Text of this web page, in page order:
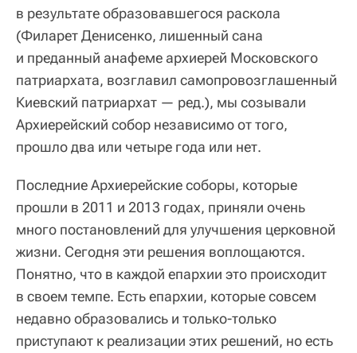
в результате образовавшегося раскола
(Филарет Денисенко, лишенный сана
и преданный анафеме архиерей Московского
патриархата, возглавил самопровозглашенный
Киевский патриархат — ред.), мы созывали
Архиерейский собор независимо от того,
прошло два или четыре года или нет.
Последние Архиерейские соборы, которые
прошли в 2011 и 2013 годах, приняли очень
много постановлений для улучшения церковной
жизни. Сегодня эти решения воплощаются.
Понятно, что в каждой епархии это происходит
в своем темпе. Есть епархии, которые совсем
недавно образовались и только-только
приступают к реализации этих решений, но есть